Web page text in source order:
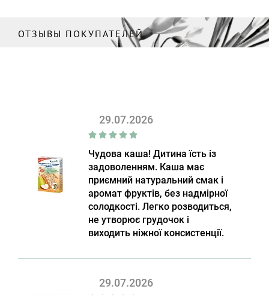
ОТЗЫВЫ ПОКУПАТЕЛЕЙ
29.07.2026
Чудова каша! Дитина їсть із
задоволенням. Каша має
приємний натуральний смак і
аромат фруктів, без надмірної
солодкості. Легко розводиться,
не утворює грудочок і
виходить ніжної консистенції.
29.07.2026